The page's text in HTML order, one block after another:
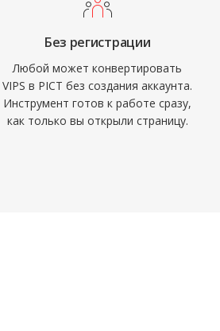
Без регистрации
Любой может конвертировать
VIPS в PICT без создания аккаунта.
Инструмент готов к работе сразу,
как только вы открыли страницу.